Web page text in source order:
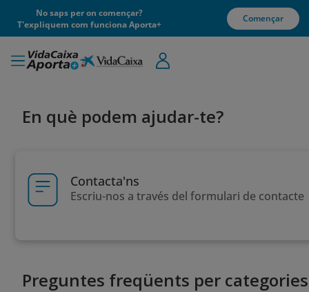
No saps per on començar?
T'expliquem com funciona Aporta+
Començar
En què podem ajudar-te?
Contacta'ns
Escriu-nos a través del formulari de contacte
Preguntes freqüents per categories